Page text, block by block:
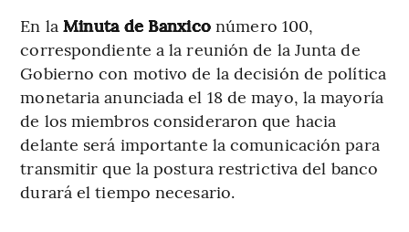
En la Minuta de Banxico número 100,
correspondiente a la reunión de la Junta de
Gobierno con motivo de la decisión de política
monetaria anunciada el 18 de mayo, la mayoría
de los miembros consideraron que hacia
delante será importante la comunicación para
transmitir que la postura restrictiva del banco
durará el tiempo necesario.